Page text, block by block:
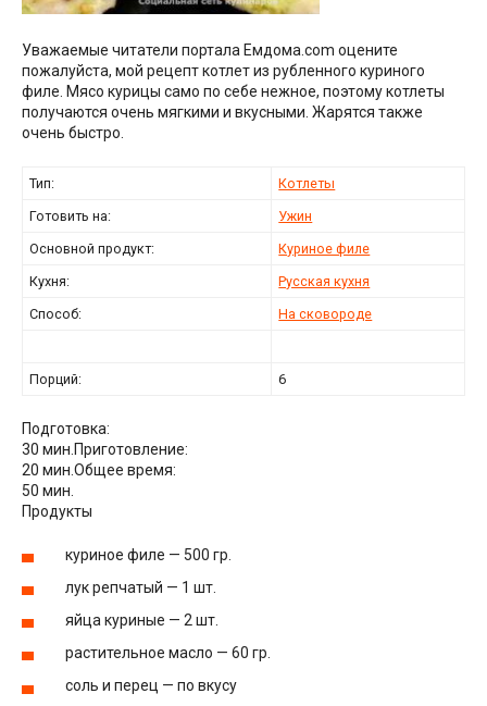
Уважаемые читатели портала Емдома.com оцените
пожалуйста, мой рецепт котлет из рубленного куриного
филе. Мясо курицы само по себе нежное, поэтому котлеты
получаются очень мягкими и вкусными. Жарятся также
очень быстро.
Тип:
Котлеты
Готовить на:
Ужин
Основной продукт:
Куриное филе
Кухня:
Русская кухня
Способ:
На сковороде
Порций: 6
Подготовка:
30 мин. Приготовление:
20 мин. Общее время:
50 мин.
Продукты
куриное филе — 500 гр.
лук репчатый — 1 шт.
яйца куриные — 2 шт.
растительное масло — 60 гр.
соль и перец — по вкусу